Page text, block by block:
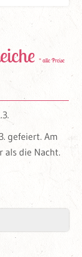
* alle Preise
gefeiert. Am
als die Nacht.